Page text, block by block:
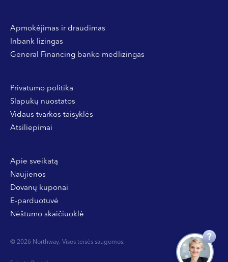
Apmokėjimas ir draudimas
Inbank lizingas
General Financing banko medlizingas
Privatumo politika
Slapukų nuostatos
Vidaus tvarkos taisyklės
Atsiliepimai
Apie sveikatą
Naujienos
Dovanų kuponai
E-parduotuvė
Nėštumo skaičiuoklė
© 2026 Northway. Visos teisės saugomos.